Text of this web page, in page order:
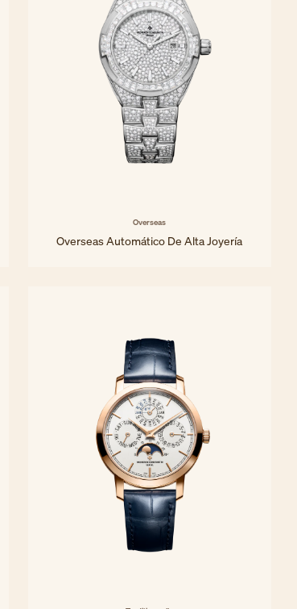
Overseas
Overseas Automático De Alta Joyería